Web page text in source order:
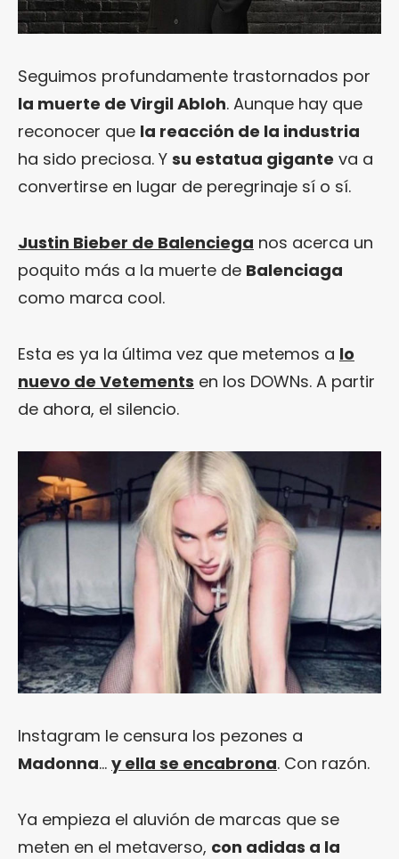
Seguimos profundamente trastornados por
la muerte de Virgil Abloh. Aunque hay que
reconocer que la reacción de la industria
ha sido preciosa. Y su estatua gigante va a
convertirse en lugar de peregrinaje sí o sí.
Justin Bieber de Balenciega nos acerca un
poquito más a la muerte de Balenciaga
como marca cool.
Esta es ya la última vez que metemos a lo
nuevo de Vetements en los DOWNs. A partir
de ahora, el silencio.
Instagram le censura los pezones a
Madonna… y ella se encabrona. Con razón.
Ya empieza el aluvión de marcas que se
meten en el metaverso, con adidas a la